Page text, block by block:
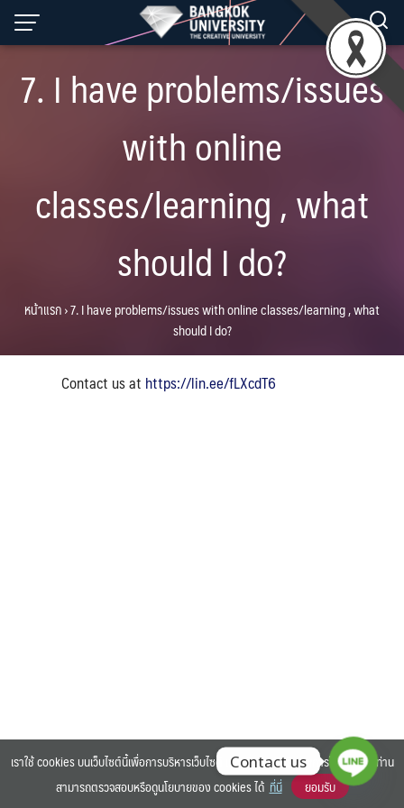
Skip
7. I have problems/issues
with online
classes/learning , what
should I do?
หน้าแรก›7. I have problems/issues with online classes/learning , what
should I do?
Contact us at https://lin.ee/fLXcdT6
©2025 BANGKOK UNIVERSITY. ALL RIGHTS RESERVED.
เราใช้ cookies บนเว็บไซต์นี้เพื่อการบริหารเว็บไซต์ และเพิ่มประสิทธิภาพการใช้งานของท่าน
สามารถตรวจสอบหรือดูนโยบายของ cookies ได้ ที่นี่ ยอมรับ
Contact us